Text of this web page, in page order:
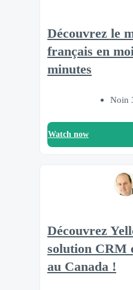
Découvrez le
français en
minutes
Noin
Watch now
Découvrez
solution CRM
au Canada !